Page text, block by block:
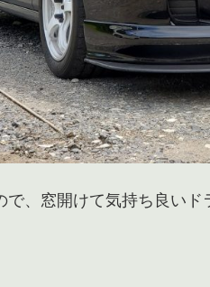
で、窓開けて気持ち良いド